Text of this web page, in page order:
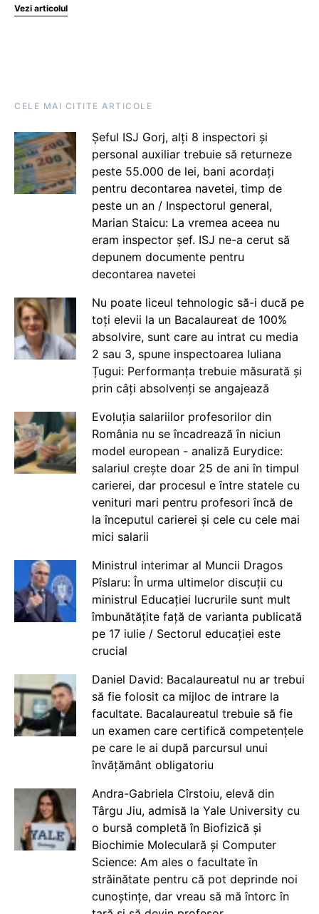
Vezi articolul
CELE MAI CITITE ARTICOLE
Șeful ISJ Gorj, alți 8 inspectori și
personal auxiliar trebuie să returneze
peste 55.000 de lei, bani acordați
pentru decontarea navetei, timp de
peste un an / Inspectorul general,
Marian Staicu: La vremea aceea nu
eram inspector șef. ISJ ne-a cerut să
depunem documente pentru
decontarea navetei
Nu poate liceul tehnologic să-i ducă pe
toți elevii la un Bacalaureat de 100%
absolvire, sunt care au intrat cu media
2 sau 3, spune inspectoarea Iuliana
Țugui: Performanța trebuie măsurată și
prin câți absolvenți se angajează
Evoluția salariilor profesorilor din
România nu se încadrează în niciun
model european - analiză Eurydice:
salariul crește doar 25 de ani în timpul
carierei, dar procesul e între statele cu
venituri mari pentru profesori încă de
la începutul carierei și cele cu cele mai
mici salarii
Ministrul interimar al Muncii Dragos
Pîslaru: În urma ultimelor discuții cu
ministrul Educației lucrurile sunt mult
îmbunătățite față de varianta publicată
pe 17 iulie / Sectorul educației este
crucial
Daniel David: Bacalaureatul nu ar trebui
să fie folosit ca mijloc de intrare la
facultate. Bacalaureatul trebuie să fie
un examen care certifică competențele
pe care le ai după parcursul unui
învățământ obligatoriu
Andra-Gabriela Cîrstoiu, elevă din
Târgu Jiu, admisă la Yale University cu
o bursă completă în Biofizică și
Biochimie Moleculară și Computer
Science: Am ales o facultate în
străinătate pentru că pot deprinde noi
cunoștințe, dar vreau să mă întorc în